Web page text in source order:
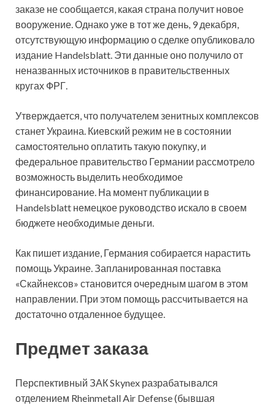
заказе не сообщается, какая страна получит новое
вооружение. Однако уже в тот же день, 9 декабря,
отсутствующую информацию о сделке опубликовало
издание Handelsblatt. Эти данные оно получило от
неназванных источников в правительственных
кругах ФРГ.
Утверждается, что получателем зенитных комплексов
станет Украина. Киевский режим не в состоянии
самостоятельно оплатить такую покупку, и
федеральное правительство Германии рассмотрело
возможность выделить необходимое
финансирование. На момент публикации в
Handelsblatt немецкое руководство искало в своем
бюджете необходимые деньги.
Как пишет издание, Германия собирается нарастить
помощь Украине. Запланированная поставка
«Скайнексов» становится очередным шагом в этом
направлении. При этом помощь рассчитывается на
достаточно отдаленное будущее.
Предмет заказа
Перспективный ЗАК Skynex разрабатывался
отделением Rheinmetall Air Defense (бывшая